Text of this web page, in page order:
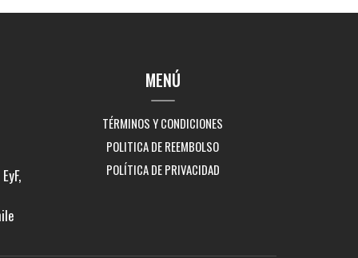
MENÚ
TÉRMINOS Y CONDICIONES
POLITICA DE REEMBOLSO
POLÍTICA DE PRIVACIDAD